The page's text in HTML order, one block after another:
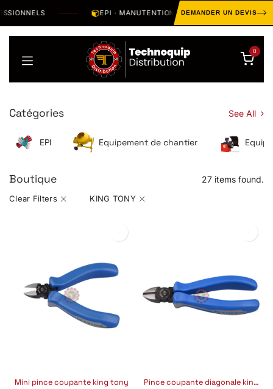
EPI · MANUTENTION · OUTILLAGE · HYGIÈNE ·
DEMANDER UN DEVIS
0
Catégories See All
EPI Equipement de chantier
Boutique 27 items found.
Clear Filters KING TONY
Mini pince coupante king tony Pince coupante diagonale king tony